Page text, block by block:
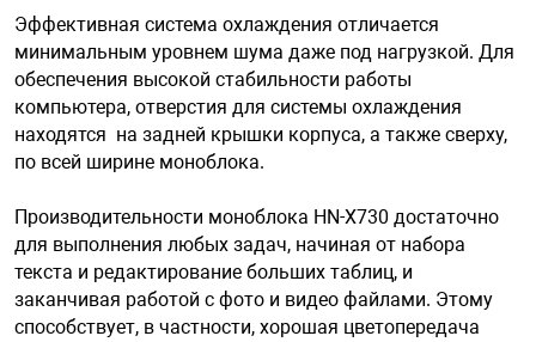
безопасность
оборудование
Эффективная система охлаждения отличается
минимальным уровнем шума даже под нагрузкой. Для
обеспечения высокой стабильности работы
компьютера, отверстия для системы охлаждения
находятся на задней крышки корпуса, а также сверху,
по всей ширине моноблока.
Производительности моноблока HN-X730 достаточно
для выполнения любых задач, начиная от набора
текста и редактирование больших таблиц, и
заканчивая работой с фото и видео файлами. Этому
способствует, в частности, хорошая цветопередача